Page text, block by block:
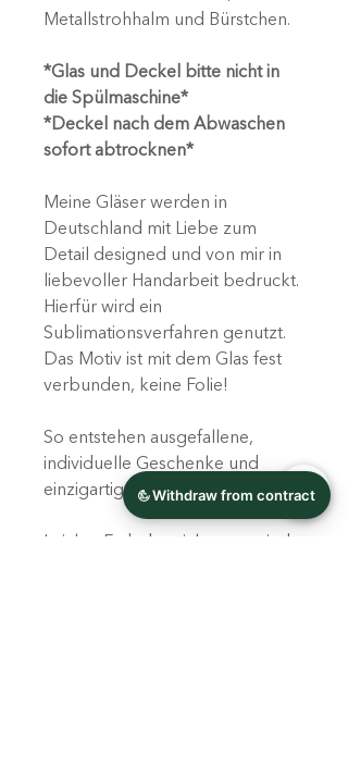
Metallstrohhalm und Bürstchen.
*Glas und Deckel bitte nicht in
die Spülmaschine*
*Deckel nach dem Abwaschen
sofort abtrocknen*
Meine Gläser werden in
Deutschland mit Liebe zum
Detail designed und von mir in
liebevoller Handarbeit bedruckt.
Hierfür wird ein
Sublimationsverfahren genutzt.
Das Motiv ist mit dem Glas fest
verbunden, keine Folie!
So entstehen ausgefallene,
individuelle Geschenke und
einzigartige Unikate!